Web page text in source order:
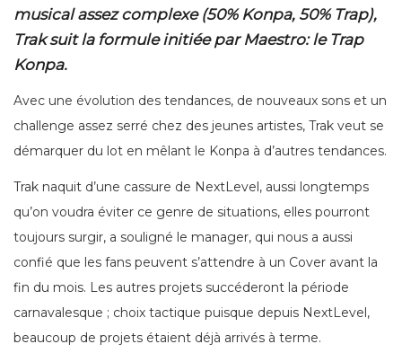
musical assez complexe (50% Konpa, 50% Trap),
Trak suit la formule initiée par Maestro: le Trap
Konpa.
Avec une évolution des tendances, de nouveaux sons et un
challenge assez serré chez des jeunes artistes, Trak veut se
démarquer du lot en mêlant le Konpa à d’autres tendances.
Trak naquit d’une cassure de NextLevel, aussi longtemps
qu’on voudra éviter ce genre de situations, elles pourront
toujours surgir, a souligné le manager, qui nous a aussi
confié que les fans peuvent s’attendre à un Cover avant la
fin du mois. Les autres projets succéderont la période
carnavalesque ; choix tactique puisque depuis NextLevel,
beaucoup de projets étaient déjà arrivés à terme.